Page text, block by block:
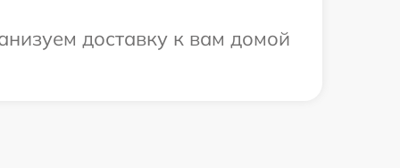
доставку к вам домой